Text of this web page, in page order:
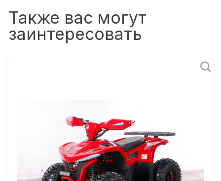
Также вас могут
заинтересовать